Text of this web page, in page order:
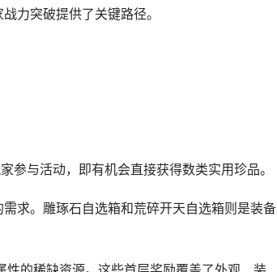
力突破提供了关键路径。
参与活动，即有机会直接获得数类实用珍品。
求。雕琢石自选箱和荒碎开天自选箱则是装备